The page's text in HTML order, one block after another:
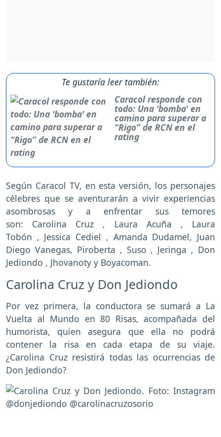
Te gustaría leer también:
Caracol responde con
todo: Una 'bomba' en
camino para superar a
“Rigo” de RCN en el
rating
Según Caracol TV, en esta versión, los personajes
célebres que se aventurarán a vivir experiencias
asombrosas y a enfrentar sus temores
son: Carolina Cruz , Laura Acuña , Laura
Tobón , Jessica Cediel , Amanda Dudamel, Juan
Diego Vanegas, Piroberta , Suso , Jeringa , Don
Jediondo , Jhovanoty y Boyacoman.
Carolina Cruz y Don Jediondo
Por vez primera, la conductora se sumará a La
Vuelta al Mundo en 80 Risas, acompañada del
humorista, quien asegura que ella no podrá
contener la risa en cada etapa de su viaje.
¿Carolina Cruz resistirá todas las ocurrencias de
Don Jediondo?